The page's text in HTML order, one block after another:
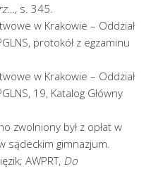
, s. 345.
w Krakowie – Oddział
protokół z egzaminu
w Krakowie – Oddział
19, Katalog Główny
zwolniony był z opłat w
sądeckim gimnazjum.
AWPRT, Do